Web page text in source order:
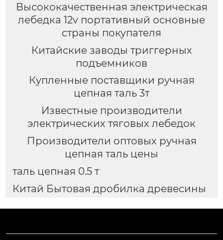
Высококачественная электрическая
лебедка 12v портативный основные
страны покупателя
Китайские заводы триггерных
подъемников
Купленные поставщики ручная
цепная таль 3т
Известные производители
электрических тяговых лебедок
Производители оптовых ручная
цепная таль цены
таль цепная 0.5 т
Китай Бытовая дробилка древесины